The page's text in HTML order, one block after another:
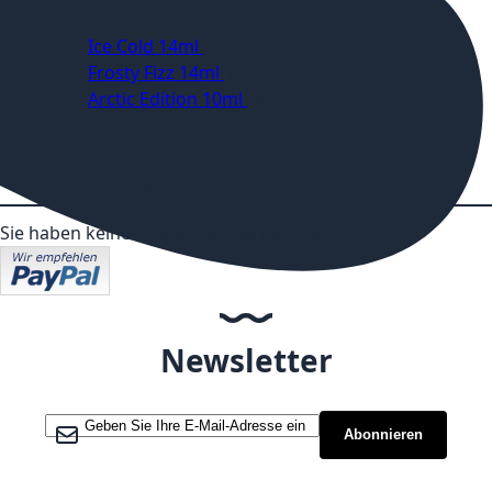
Ice Cold 14ml
Frosty Fizz 14ml
Arctic Edition 10ml
Sie haben keine Artikel zum vergleichen.
Newsletter
Melden Sie sich für unseren Newsletter an:
Abonnieren